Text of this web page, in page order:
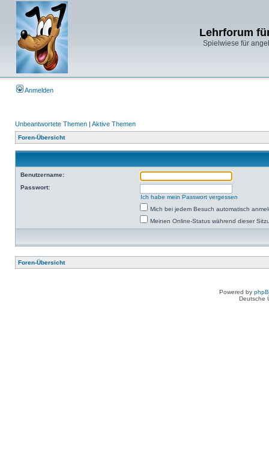
Lehrforum
Spielwiese für
Anmelden
Unbeantwortete Themen | Aktive Themen
Foren-Übersicht
Benutzername:
Passwort:
Ich habe mein Passwort vergessen
Mich bei jedem Besuch automatisch
Meinen Online-Status während dieser
Foren-Übersicht
Powered by
Deutsche